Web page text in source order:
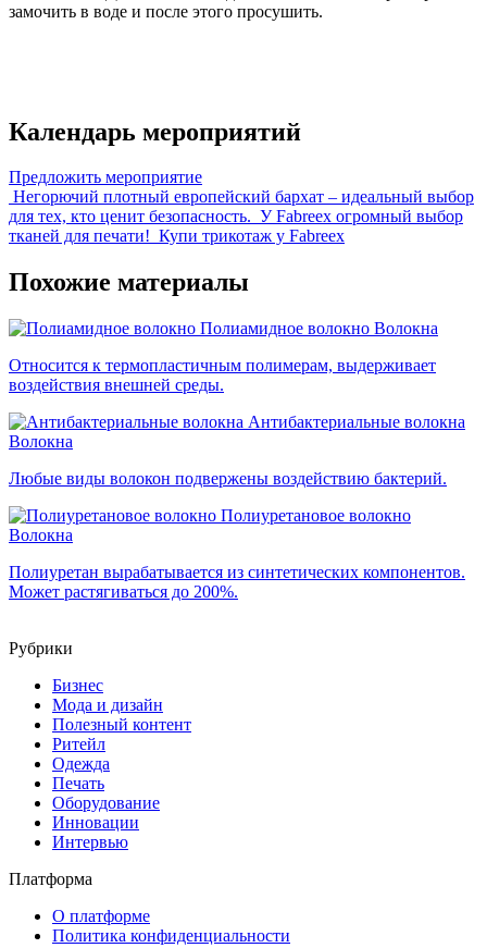
замочить в воде и после этого просушить.
Календарь мероприятий
Предложить мероприятие
Негорючий плотный европейский бархат – идеальный выбор
для тех, кто ценит безопасность. У Fabreex огромный выбор
тканей для печати! Купи трикотаж у Fabreex
Похожие материалы
Полиамидное волокно Волокна
Относится к термопластичным полимерам, выдерживает
воздействия внешней среды.
Антибактериальные волокна
Волокна
Любые виды волокон подвержены воздействию бактерий.
Полиуретановое волокно
Волокна
Полиуретан вырабатывается из синтетических компонентов.
Может растягиваться до 200%.
Рубрики
Бизнес
Мода и дизайн
Полезный контент
Ритейл
Одежда
Печать
Оборудование
Инновации
Интервью
Платформа
О платформе
Политика конфиденциальности